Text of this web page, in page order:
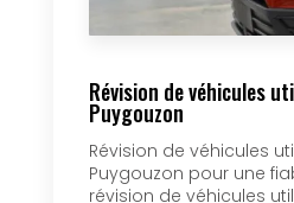
Révision de véhicules
Puygouzon
Révision de véhicules
Puygouzon pour une
révision de véhicules